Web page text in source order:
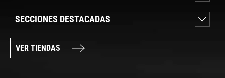
SECCIONES DESTACADAS
VER TIENDAS